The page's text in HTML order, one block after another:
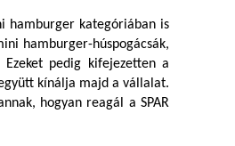
hamburger kategóriában is
hamburger-húspogácsák,
pedig kifejezetten a
kínálja majd a vállalat.
hogyan reagál a SPAR